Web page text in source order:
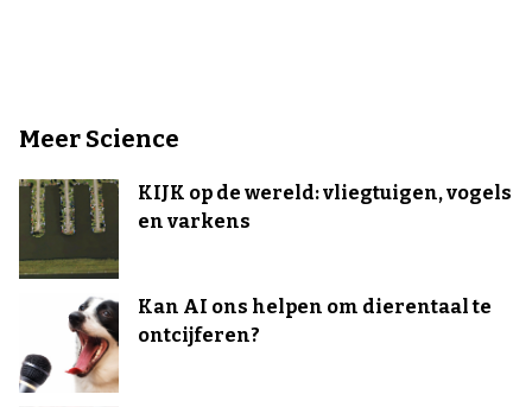
Meer Science
KIJK op de wereld: vliegtuigen, vogels
en varkens
Kan AI ons helpen om dierentaal te
ontcijferen?